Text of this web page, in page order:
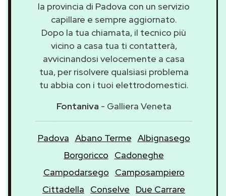
la provincia di Padova con un servizio
capillare e sempre aggiornato.
Dopo la tua chiamata, il tecnico più
vicino a casa tua ti contatterà,
avvicinandosi velocemente a casa
tua, per risolvere qualsiasi problema
tu abbia con i tuoi elettrodomestici.
Fontaniva - Galliera Veneta
Padova Abano Terme Albignasego
Borgoricco
Cadoneghe
Campodarsego
Camposampiero
Cittadella
Conselve
Due Carrare